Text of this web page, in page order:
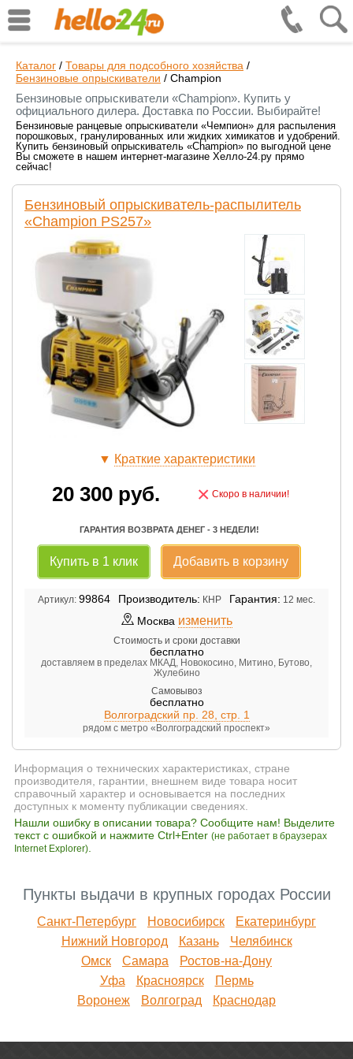
Каталог / Товары для подсобного хозяйства /
Бензиновые опрыскиватели / Champion
Бензиновые опрыскиватели «Champion». Купить у
официального дилера. Доставка по России. Выбирайте!
Бензиновые ранцевые опрыскиватели «Чемпион» для распыления
порошковых, гранулированных или жидких химикатов и удобрений.
Купить бензиновый опрыскиватель «Champion» по выгодной цене
Вы сможете в нашем интернет-магазине Хелло-24.ру прямо
сейчас!
Бензиновый опрыскиватель-распылитель
«Champion PS257»
▼ Краткие характеристики
20 300 руб. × Скоро в наличии!
ГАРАНТИЯ ВОЗВРАТА ДЕНЕГ - 3 НЕДЕЛИ!
Купить в 1 клик Добавить в корзину
Артикул: 99864 Производитель: КНР Гарантия: 12 мес.
Москва изменить
Стоимость и сроки доставки
бесплатно
доставляем в пределах МКАД, Новокосино, Митино, Бутово,
Жулебино
Самовывоз
бесплатно
Волгоградский пр. 28, стр. 1
рядом с метро «Волгоградский проспект»
Информация о технических характеристиках, стране
производителя, гарантии, внешнем виде товара носит
справочный характер и основывается на последних
доступных к моменту публикации сведениях.
Нашли ошибку в описании товара? Сообщите нам! Выделите
текст с ошибкой и нажмите Ctrl+Enter (не работает в браузерах
Internet Explorer)
Пункты выдачи в крупных городах России
Санкт-Петербург Новосибирск
Екатеринбург
Нижний Новгород
Казань
Челябинск
Омск
Самара
Ростов-на-Дону
Уфа
Красноярск
Пермь
Воронеж
Волгоград Краснодар